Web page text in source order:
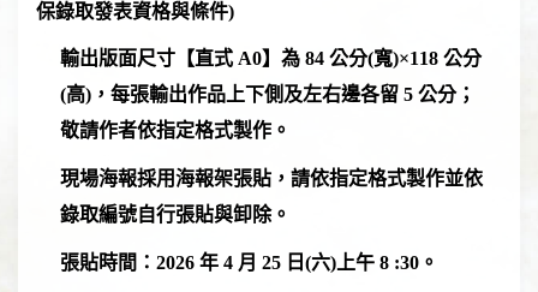
保錄取發表資格與條件)
輸出版面尺寸【直式 A0】為 84 公分(寬)×118 公分
(高)，每張輸出作品上下側及左右邊各留 5 公分；
敬請作者依指定格式製作。
現場海報採用海報架張貼， 請依指定格式製作並依
錄取編號自行張貼與卸除。
張貼時間：2026 年 4 月 25 日(六)上午 8 :30。